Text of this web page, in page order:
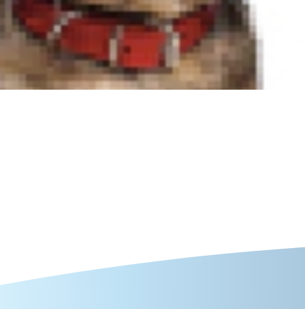
Erkrankungen wie Diabetes,
Tierarzt über das Idealgewicht